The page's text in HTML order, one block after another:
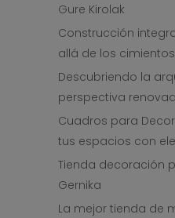
Gure Kirolak
Construcción
allá de los cimientos
Descubriendo la
perspectiva
Cuadros para
tus espacios con
Tienda decoración
Gernika
La mejor tienda de